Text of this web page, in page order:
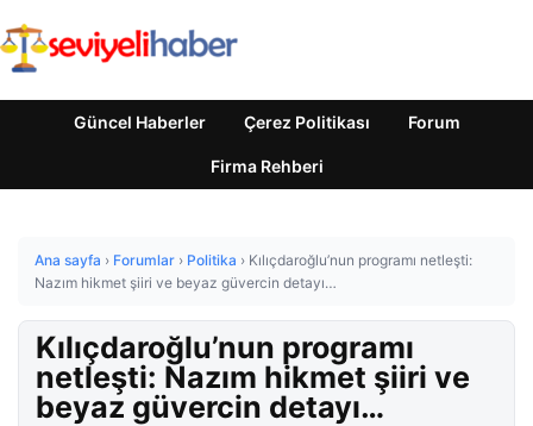
Güncel Haberler Çerez Politikası Forum
Firma Rehberi
Ana sayfa › Forumlar › Politika › Kılıçdaroğlu’nun programı netleşti:
Nazım hikmet şiiri ve beyaz güvercin detayı…
Kılıçdaroğlu’nun programı
netleşti: Nazım hikmet şiiri ve
beyaz güvercin detayı…